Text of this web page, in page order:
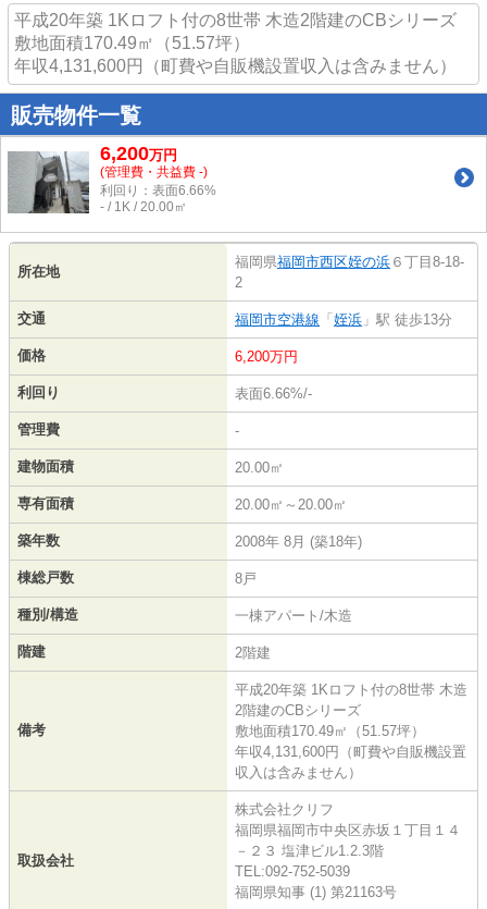
平成20年築 1Kロフト付の8世帯 木造2階建のCBシリーズ
敷地面積170.49㎡（51.57坪）
年収4,131,600円（町費や自販機設置収入は含みません）
販売物件一覧
6,200万円
(管理費・共益費 -)
利回り：表面6.66%
- / 1K / 20.00㎡
所在地
福岡県福岡市西区姪の浜 ６丁目8-18-
2
交通 福岡市空港線 「 姪浜 」駅 徒歩13分
価格 6,200万円
利回り 表面6.66%/-
管理費 -
建物面積 20.00㎡
専有面積 20.00㎡～20.00㎡
築年数 2008年 8月 (築18年)
棟総戸数 8戸
種別/構造 一棟アパート/木造
階建 2階建
備考
平成20年築 1Kロフト付の8世帯 木造
2階建のCBシリーズ
敷地面積170.49㎡（51.57坪）
年収4,131,600円（町費や自販機設置
収入は含みません）
取扱会社
株式会社クリフ
福岡県福岡市中央区赤坂１丁目１４
－２３ 塩津ビル1.2.3階
TEL:092-752-5039
福岡県知事 (1) 第21163号